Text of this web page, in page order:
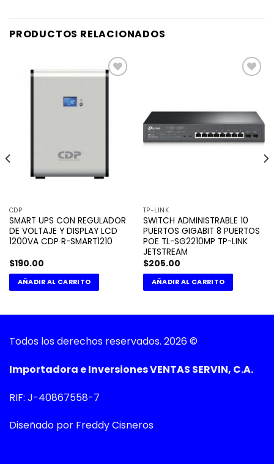
PRODUCTOS RELACIONADOS
CDP
SMART UPS CON REGULADOR
DE VOLTAJE Y DISPLAY LCD
1200VA CDP R-SMART1210
$190.00
AÑADIR AL CARRITO
deseos
TP-LINK
SWITCH ADMINISTRABLE 10
PUERTOS GIGABIT 8 PUERTOS
POE TL-SG2210MP TP-LINK
JETSTREAM
$205.00
AÑADIR AL CARRITO
Todos los derechos reservados. 2026 ©
Importadora e Inversiones VENTAS SERVIN, C.A.
RIF: J-40867558-7
Diseñado por Freddy Cisneros